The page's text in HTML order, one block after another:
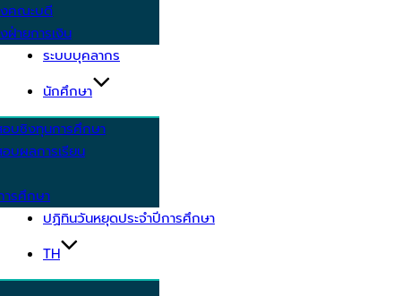
คณะบดี
ฝ่ายการเงิน
ระบบบุคลากร
นักศึกษา
บชิงทุนการศึกษา
บผลการเรียน
รศึกษา
ปฏิทินวันหยุดประจำปีการศึกษา
TH